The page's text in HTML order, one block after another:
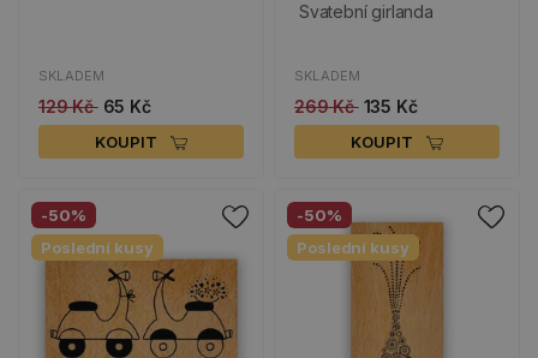
SKLADEM
129 Kč 65 Kč
KOUPIT
Svatební girlanda
SKLADEM
269 Kč 135 Kč
KOUPIT
-50%
Poslední kusy
-50%
Poslední kusy